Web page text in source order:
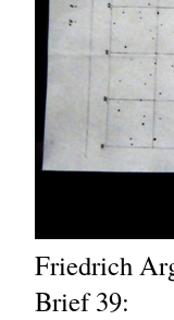
Friedrich
Brief 39: